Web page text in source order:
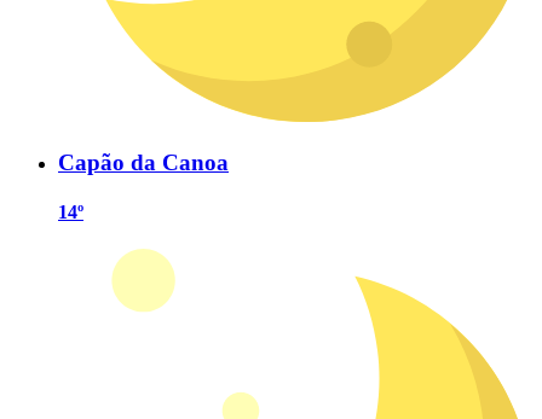
Capão da Canoa
14º